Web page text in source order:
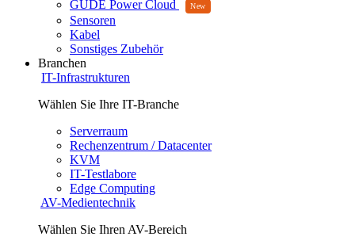
GUDE Power Cloud
Sensoren
Kabel
Sonstiges Zubehör
Branchen
IT-Infrastrukturen
Wählen Sie Ihre IT-Branche
Serverraum
Rechenzentrum / Datacenter
KVM
IT-Testlabore
Edge Computing
AV-Medientechnik
Wählen Sie Ihren AV-Bereich